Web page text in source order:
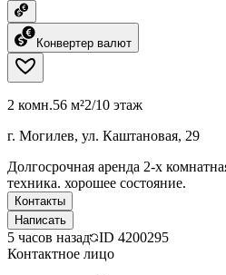
Конвертер валют
2 комн.56 м²2/10 этаж
г. Могилев, ул. Каштановая, 29
Долгосрочная аренда 2-х
техника. хорошее состояние.
Контакты
Написать
5 часов назад ID 4200295
Контактное лицо